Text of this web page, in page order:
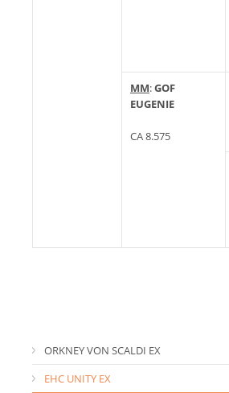
MM:GOF
EUGENIE
CA 8.575
ORKNEY VON SCALDI EX
EHC UNITY EX